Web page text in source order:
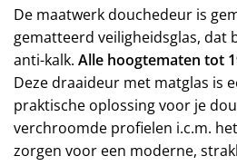
De maatwerk douchedeur is
gematteerd veiligheidsglas, dat
anti-kalk. Alle hoogtematen tot
Deze draaideur met matglas is
praktische oplossing voor je
verchroomde profielen i.c.m.
zorgen voor een moderne,